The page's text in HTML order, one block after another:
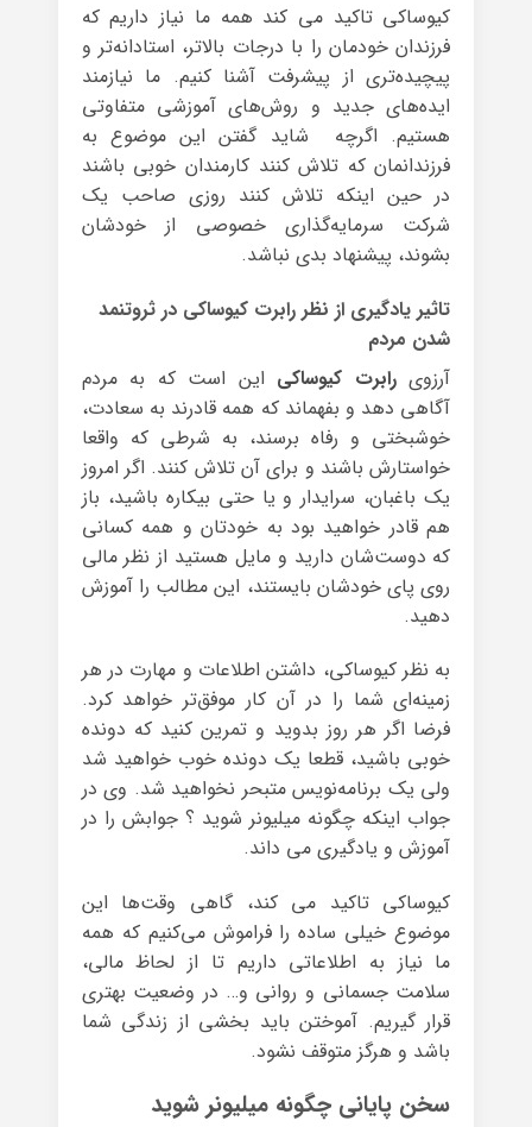
کیوساکی تاکید می کند همه ما نیاز داریم که
فرزندان خودمان را با درجات بالاتر، استادانه‌تر و
پیچیده‌تری از پیشرفت آشنا کنیم. ما نیازمند
ایده‌های جدید و روش‌های آموزشی متفاوتی
هستیم. اگرچه شاید گفتن این موضوع به
فرزندانمان که تلاش کنند کارمندان خوبی باشند
در حین اینکه تلاش کنند روزی صاحب یک
شرکت سرمایه‌گذاری خصوصی از خودشان
بشوند، پیشنهاد بدی نباشد.
تاثیر یادگیری از نظر رابرت کیوساکی در ثروتنمد
شدن مردم
آرزویرابرت کیوساکی این است که به مردم
آگاهی دهد و بفهماند که همه قادرند به سعادت،
خوشبختی و رفاه برسند، به شرطی که واقعا
خواستارش باشند و برای آن تلاش کنند. اگر امروز
یک باغبان، سرایدار و یا حتی بیکاره باشید، باز
هم قادر خواهید بود به خودتان و همه کسانی
که دوست‌شان دارید و مایل هستید از نظر مالی
روی پای خودشان بایستند، این مطالب را آموزش
دهید.
به نظر کیوساکی، داشتن اطلاعات و مهارت در هر
زمینه‌ای شما را در آن کار موفق‌تر خواهد کرد.
فرضا اگر هر روز بدوید و تمرین کنید که دونده
خوبی باشید، قطعا یک دونده خوب خواهید شد
ولی یک برنامه‌نویس متبحر نخواهید شد. وی در
جواب اینکه چگونه میلیونر شوید ؟ جوابش را در
آموزش و یادگیری می داند.
کیوساکی تاکید می کند، گاهی وقت‌ها این
موضوع خیلی ساده را فراموش می‌کنیم که همه
ما نیاز به اطلاعاتی داریم تا از لحاظ مالی،
سلامت جسمانی و روانی و… در وضعیت بهتری
قرار گیریم. آموختن باید بخشی از زندگی شما
باشد و هرگز متوقف نشود.
سخن پایانی چگونه میلیونر شوید